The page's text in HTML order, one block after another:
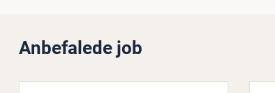
Anbefalede job